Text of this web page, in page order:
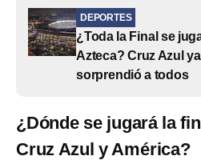
DEPORTES
¿Toda la Final se
Azteca? Cruz Azul
sorprendió a todos
¿Dónde se jugará la
Cruz Azul y América?